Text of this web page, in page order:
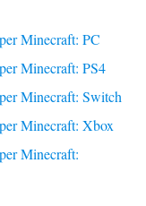
Minecraft: PC
Minecraft: PS4
Minecraft: Switch
Minecraft: Xbox
Minecraft: